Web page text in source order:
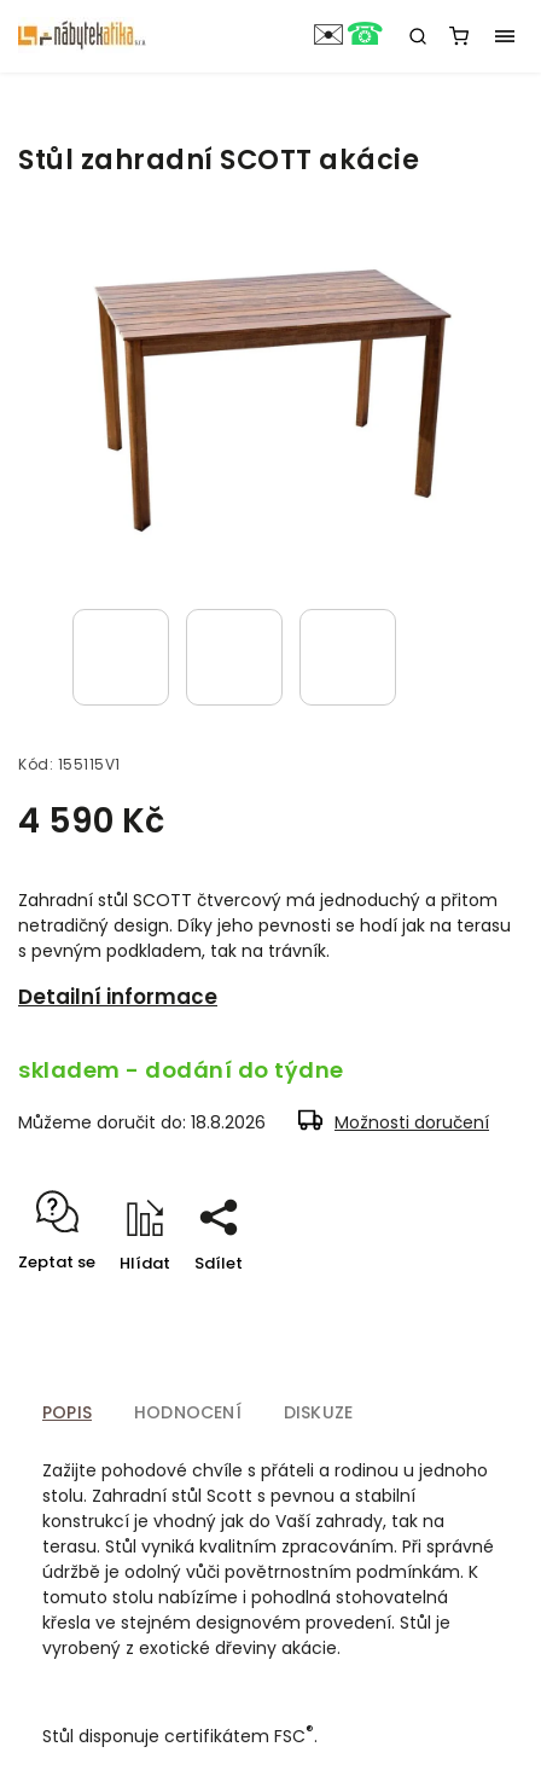
Stůl zahradní SCOTT akácie
Kód: 155115V1
4 590 Kč
Zahradní stůl SCOTT čtvercový má jednoduchý a přitom
netradičný design. Díky jeho pevnosti se hodí jak na terasu
s pevným podkladem, tak na trávník.
Detailní informace
skladem - dodání do týdne
Můžeme doručit do: 18.8.2026 Možnosti doručení
Zeptat se Hlídat Sdílet
POPIS HODNOCENÍ DISKUZE
Zažijte pohodové chvíle s přáteli a rodinou u jednoho
stolu. Zahradní stůl Scott s pevnou a stabilní
konstrukcí je vhodný jak do Vaší zahrady, tak na
terasu. Stůl vyniká kvalitním zpracováním. Při správné
údržbě je odolný vůči povětrnostním podmínkám. K
tomuto stolu nabízíme i pohodlná stohovatelná
křesla ve stejném designovém provedení. Stůl je
vyrobený z exotické dřeviny akácie.
Stůl disponuje certifikátem FSC®.
✉️☎